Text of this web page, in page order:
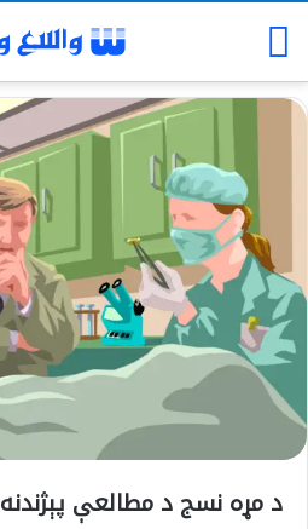
د مړه نسج د مطالعې پېژندنه Autopsy